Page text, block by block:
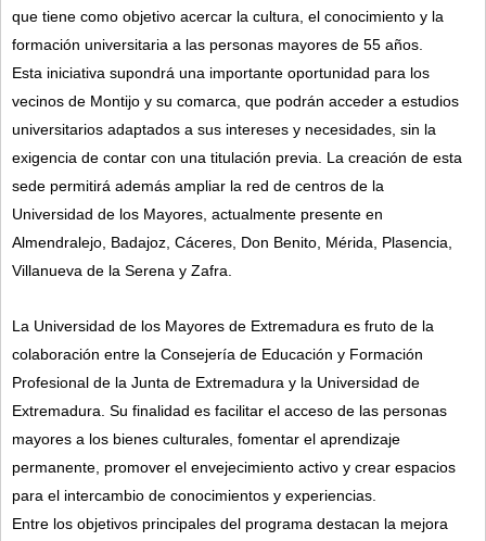
que tiene como objetivo acercar la cultura, el conocimiento y la
formación universitaria a las personas mayores de 55 años.
Esta iniciativa supondrá una importante oportunidad para los
vecinos de Montijo y su comarca, que podrán acceder a estudios
universitarios adaptados a sus intereses y necesidades, sin la
exigencia de contar con una titulación previa. La creación de esta
sede permitirá además ampliar la red de centros de la
Universidad de los Mayores, actualmente presente en
Almendralejo, Badajoz, Cáceres, Don Benito, Mérida, Plasencia,
Villanueva de la Serena y Zafra.
La Universidad de los Mayores de Extremadura es fruto de la
colaboración entre la Consejería de Educación y Formación
Profesional de la Junta de Extremadura y la Universidad de
Extremadura. Su finalidad es facilitar el acceso de las personas
mayores a los bienes culturales, fomentar el aprendizaje
permanente, promover el envejecimiento activo y crear espacios
para el intercambio de conocimientos y experiencias.
Entre los objetivos principales del programa destacan la mejora